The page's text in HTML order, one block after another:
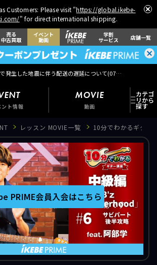
Customers: Please visit "https://global.ikebe-
" for direct international shipping.
売る
中古買取
イベント
動画
学割
サービス 店舗一覧
で発生した地震に伴う配送の遅延について(07月29日
ント情報
MOVIE
動画
イベント情報
動画
レッスン MOVIE一覧 10分でわかるギタ
PRIME会員のみ視聴可能です
PRIME会員入会はこちら